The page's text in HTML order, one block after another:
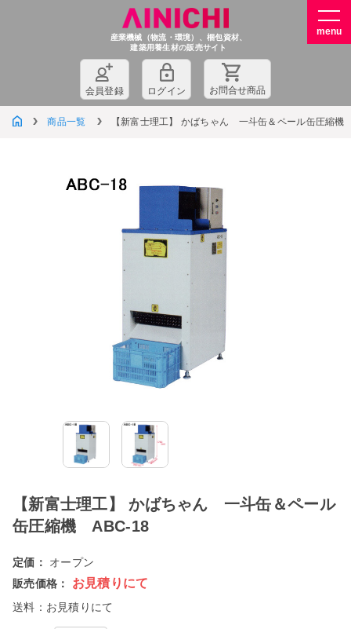
産業機械（物流・環境）、梱包資材、
建築用養生材の販売サイト
会員登録 ログイン お問合せ商品
商品一覧 【新富士理工】 かばちゃん 一斗缶＆ペール缶圧縮
【新富士理工】 かばちゃん 一斗缶＆ペール
缶圧縮機 ABC-18
定価：
オープン
販売価格：
お見積りにて
送料： お見積りにて